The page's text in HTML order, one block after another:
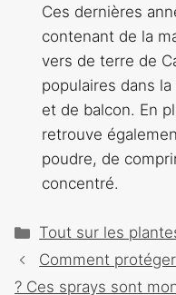
Ces dernières
contenant de la
vers de terre de
populaires dans
et de balcon. En
retrouve
poudre, de
concentré.
Catégories
Tout sur les
Navigation
des
Comment
? Ces sprays sont